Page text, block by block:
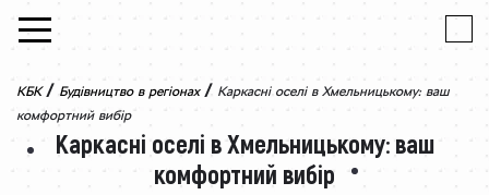
Skip to content
КБК / Будівництво в регіонах / Каркасні оселі в Хмельницькому: ваш
комфортний вибір
Каркасні оселі в Хмельницькому: ваш
комфортний вибір